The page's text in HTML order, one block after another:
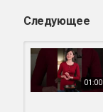
Следующее
01:00